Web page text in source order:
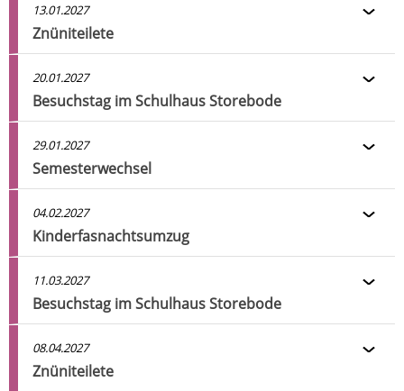
13.01.2027
Znüniteilete
20.01.2027
Besuchstag im Schulhaus Storebode
29.01.2027
Semesterwechsel
04.02.2027
Kinderfasnachtsumzug
11.03.2027
Besuchstag im Schulhaus Storebode
08.04.2027
Znüniteilete